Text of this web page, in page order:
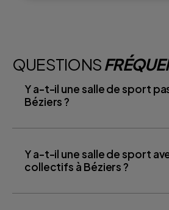
QUESTIONS
Y a-t-il une salle de sport
Béziers ?
Y a-t-il une salle de sport
collectifs à Béziers ?